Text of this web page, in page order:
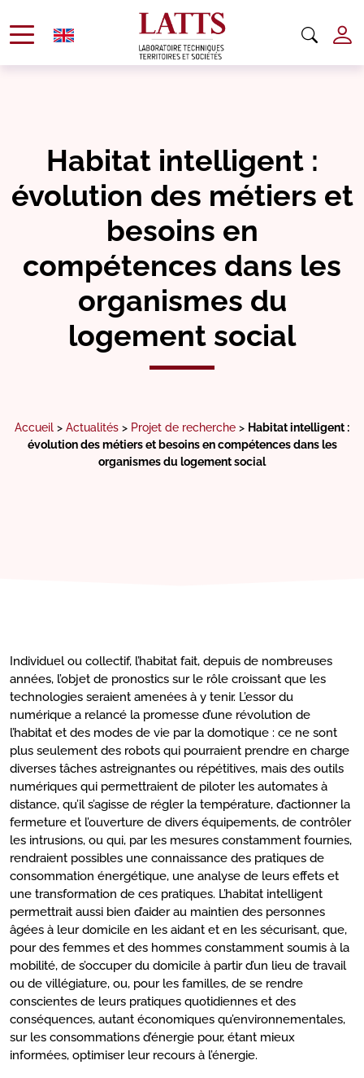
Habitat intelligent :
évolution des métiers et
besoins en
compétences dans les
organismes du
logement social
Accueil > Actualités > Projet de recherche > Habitat intelligent :
évolution des métiers et besoins en compétences dans les
organismes du logement social
Individuel ou collectif, l’habitat fait, depuis de nombreuses
années, l’objet de pronostics sur le rôle croissant que les
technologies seraient amenées à y tenir. L’essor du
numérique a relancé la promesse d’une révolution de
l’habitat et des modes de vie par la domotique : ce ne sont
plus seulement des robots qui pourraient prendre en charge
diverses tâches astreignantes ou répétitives, mais des outils
numériques qui permettraient de piloter les automates à
distance, qu’il s’agisse de régler la température, d’actionner la
fermeture et l’ouverture de divers équipements, de contrôler
les intrusions, ou qui, par les mesures constamment fournies,
rendraient possibles une connaissance des pratiques de
consommation énergétique, une analyse de leurs effets et
une transformation de ces pratiques. L’habitat intelligent
permettrait aussi bien d’aider au maintien des personnes
âgées à leur domicile en les aidant et en les sécurisant, que,
pour des femmes et des hommes constamment soumis à la
mobilité, de s’occuper du domicile à partir d’un lieu de travail
ou de villégiature, ou, pour les familles, de se rendre
conscientes de leurs pratiques quotidiennes et des
conséquences, autant économiques qu’environnementales,
sur les consommations d’énergie pour, étant mieux
informées, optimiser leur recours à l’énergie.